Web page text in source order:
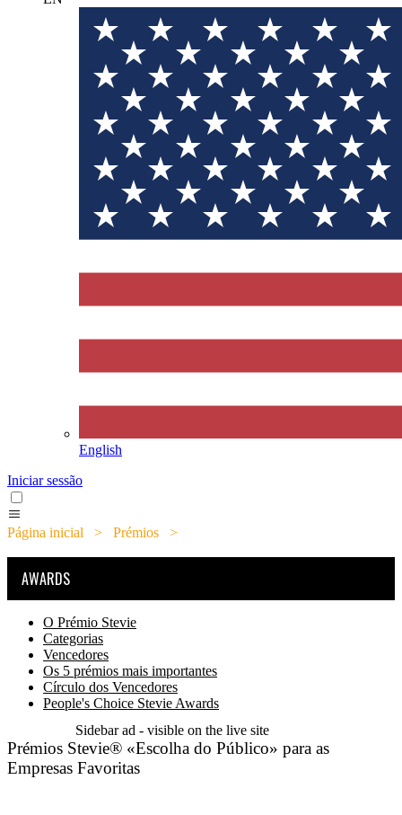
English
Iniciar sessão
Página inicial > Prémios >
AWARDS
O Prémio Stevie
Categorias
Vencedores
Os 5 prémios mais importantes
Círculo dos Vencedores
People's Choice Stevie Awards
Sidebar ad - visible on the live site
Prémios Stevie® «Escolha do Público» para as
Empresas Favoritas